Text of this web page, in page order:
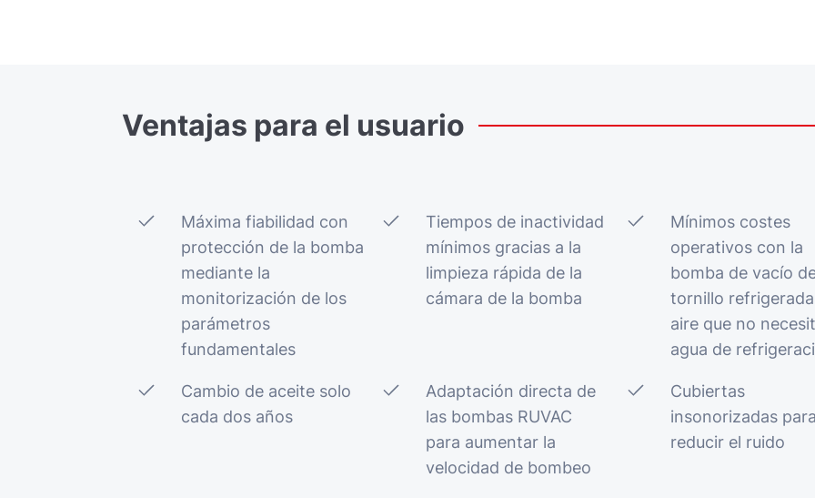
Ventajas para el usuario
Máxima fiabilidad con
protección de la bomba
mediante la
monitorización de los
parámetros
fundamentales
Tiempos de inactividad
mínimos gracias a la
limpieza rápida de la
cámara de la bomba
Mínimos costes
operativos con la
bomba de vacío
tornillo
aire que no
agua de
Cambio de aceite solo
cada dos años
Adaptación directa de
las bombas RUVAC
para aumentar la
velocidad de bombeo
Cubiertas
insonorizadas
reducir el ruido